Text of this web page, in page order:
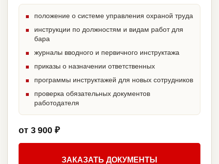
положение о системе управления охраной труда
инструкции по должностям и видам работ для
бара
журналы вводного и первичного инструктажа
приказы о назначении ответственных
программы инструктажей для новых сотрудников
проверка обязательных документов
работодателя
от 3 900 ₽
ЗАКАЗАТЬ ДОКУМЕНТЫ